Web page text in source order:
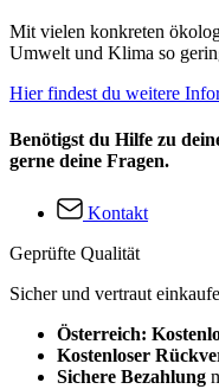
Mit vielen konkreten
Umwelt und Klima so
Hier findest du weitere
Benötigst du Hilfe zu
gerne deine Fragen.
Kontakt
Geprüfte Qualität
Sicher und vertraut
Österreich:
Kostenloser
Sichere Bezahlung